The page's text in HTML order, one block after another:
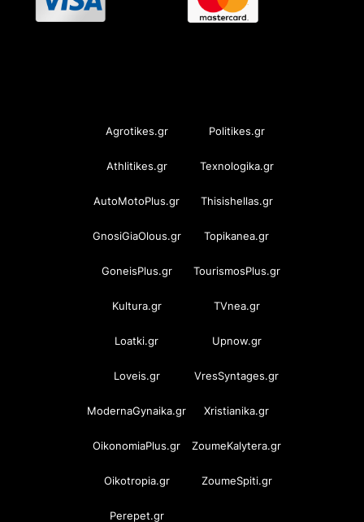
Agrotikes.gr Politikes.gr
Athlitikes.gr Texnologika.gr
AutoMotoPlus.gr Thisishellas.gr
GnosiGiaOlous.gr Topikanea.gr
GoneisPlus.gr TourismosPlus.gr
Kultura.gr TVnea.gr
Loatki.gr Upnow.gr
Loveis.gr VresSyntages.gr
ModernaGynaika.gr Xristianika.gr
OikonomiaPlus.gr ZoumeKalytera.gr
Oikotropia.gr ZoumeSpiti.gr
Perepet.gr